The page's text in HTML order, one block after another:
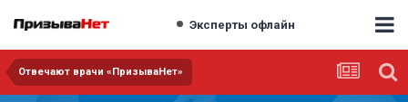
Эксперты офлайн
Отвечают врачи «ПризываНет»